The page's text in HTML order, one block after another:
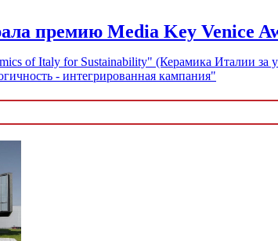
премию Media Key Venice
of Italy for Sustainability" (Керамика Италии за
- интегрированная кампания"